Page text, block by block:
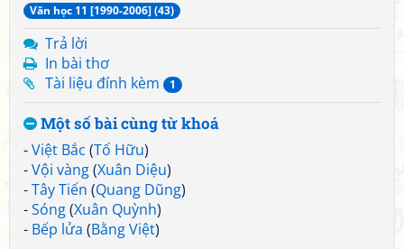
Văn học 11 [1990-2006] (43)
Trả lời
In bài thơ
Tài liệu đính kèm
1
Một số bài cùng từ khoá
-Việt Bắc (Tố Hữu)
-Vội vàng(Xuân Diệu)
-Tây Tiến (Quang Dũng)
-Sóng(Xuân Quỳnh)
- Bếp lửa (Bằng Việt)